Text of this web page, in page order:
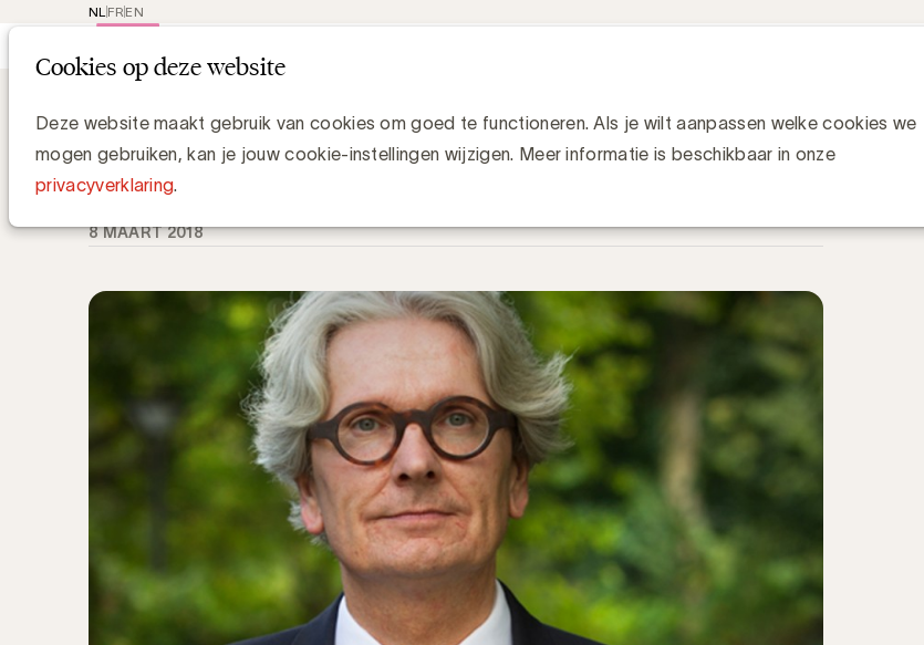
Cookies op deze website
Deze website maakt gebruik van cookies om goed te functioneren. Als je wilt aanpassen welke cookies we
mogen gebruiken, kan je jouw cookie-instellingen wijzigen. Meer informatie is beschikbaar in onze
privacyverklaring.
EN
FR
NL
Opinie: digitale marketing heruitvinden met blockchain!
Patrick Kindt, General Manager Marketing & Communication bij KBC
8 MAART 2018